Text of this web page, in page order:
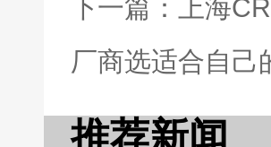
下一篇：上海
厂商选适合自己
推荐新闻